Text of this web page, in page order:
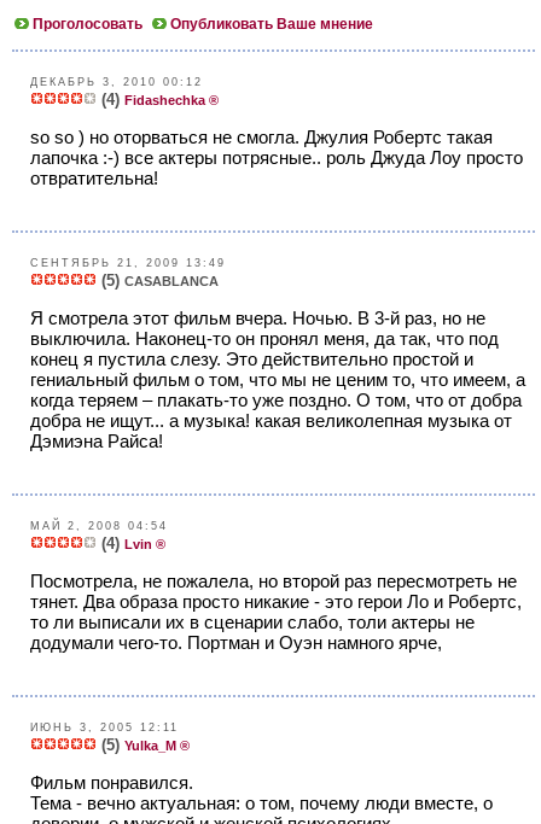
Проголосовать
Опубликовать Ваше мнение
ДЕКАБРЬ 3, 2010 00:12
(4) Fidashechka ®
so so ) но оторваться не смогла. Джулия Робертс такая
лапочка :-) все актеры потрясные.. роль Джуда Лоу просто
отвратительна!
СЕНТЯБРЬ 21, 2009 13:49
(5) CASABLANCA
Я смотрела этот фильм вчера. Ночью. В 3-й раз, но не
выключила. Наконец-то он пронял меня, да так, что под
конец я пустила слезу. Это действительно простой и
гениальный фильм о том, что мы не ценим то, что имеем, а
когда теряем – плакать-то уже поздно. О том, что от добра
добра не ищут... а музыка! какая великолепная музыка от
Дэмиэна Райса!
МАЙ 2, 2008 04:54
(4) Lvin ®
Посмотрела, не пожалела, но второй раз пересмотреть не
тянет. Два образа просто никакие - это герои Ло и Робертс,
то ли выписали их в сценарии слабо, толи актеры не
додумали чего-то. Портман и Оуэн намного ярче,
ИЮНЬ 3, 2005 12:11
(5) Yulka_M ®
Фильм понравился.
Тема - вечно актуальная: о том, почему люди вместе, о